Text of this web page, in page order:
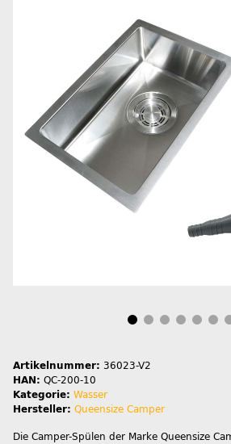
Artikelnummer: 36023-V2
HAN: QC-200-10
Kategorie: Wasser
Hersteller: Queensize Camper
Die Camper-Spülen der Marke Queensize